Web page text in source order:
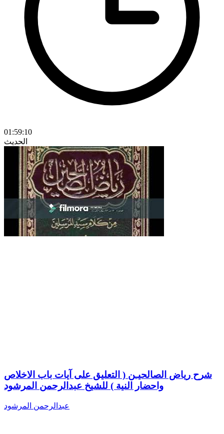
01:59:10
الحديث
شرح رياض الصالحيـن ( التعليق على آيات باب الاخلاص
واحضار النية ) للشيخ عبدالرحمن المرشود
عبدالرحمن المرشود